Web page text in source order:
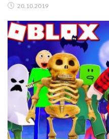
20.10.2019